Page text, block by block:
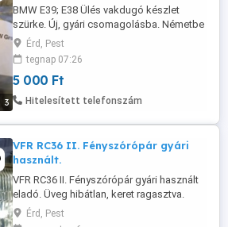
3
BMW E39; E38 Ülés vakdugó készlet
szürke. Új, gyári csomagolásba. Németbe
48 Gyári száma: 52 10 8 219 226 gyári
BMW
Érd, Pest
tegnap 07:26
5 000 Ft
Hitelesített telefonszám
VFR RC36 II. Fényszórópár gyári
használt.
VFR RC36 II. Fényszórópár gyári használt
eladó. Üveg hibátlan, keret ragasztva.
Halogén izzókkal együtt.
Érd, Pest